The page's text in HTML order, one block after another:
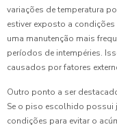
variações de temperatura
estiver exposto a
uma manutenção mais
períodos de intempéries.
causados por fatores
Outro ponto a ser
Se o piso escolhido possui
condições para evitar o